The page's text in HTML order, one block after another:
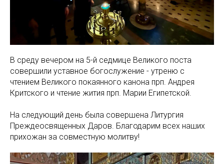
В среду вечером на 5-й седмице Великого поста
совершили уставное богослужение - утреню с
чтением Великого покаянного канона прп. Андрея
Критского и чтение жития прп. Марии Египетской.
На следующий день была совершена Литургия
Преждеосвященных Даров. Благодарим всех наших
прихожан за совместную молитву!